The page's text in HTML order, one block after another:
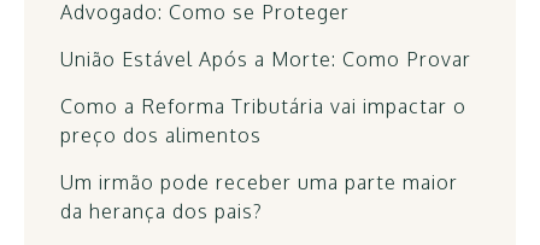
Advogado: Como se Proteger
União Estável Após a Morte: Como Provar
Como a Reforma Tributária vai impactar o
preço dos alimentos
Um irmão pode receber uma parte maior
da herança dos pais?